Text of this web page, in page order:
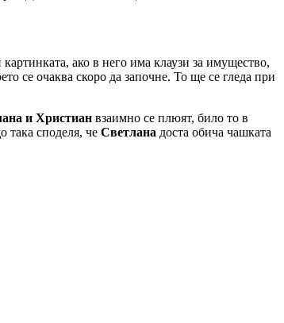
ако в него има клаузи за имущество,
се очаква скоро да започне. То ще се гледа при
и Христиан взаимно се плюят, било то в
споделя, че Светлана доста обича чашката